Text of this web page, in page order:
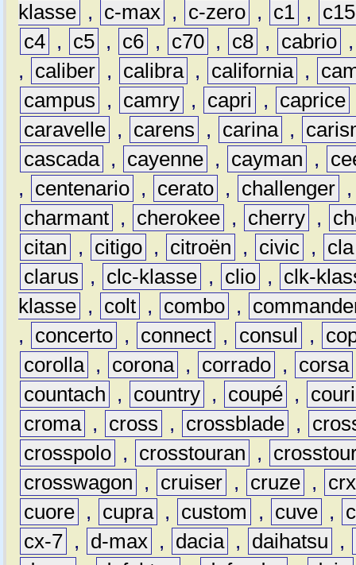
klasse , c-max , c-zero , c1 ,
c15
c4 , c5 , c6 , c70 , c8 , cabrio
,
caliber , calibra , california ,
campus
, camry , capri , caprice
caravelle , carens , carina ,
cascada , cayenne , cayman ,
,
centenario , cerato , challenger
charmant , cherokee , cherry ,
citan
, citigo , citroën , civic ,
cla
clarus
, clc-klasse , clio ,
clk-
klasse , colt , combo ,
,
concerto , connect , consul ,
corolla , corona , corrado , corsa
countach
, country , coupé ,
croma , cross , crossblade ,
crosspolo , crosstouran ,
crosswagon
, cruiser , cruze ,
crx
cuore , cupra , custom , cuve ,
cx-7 , d-max , dacia , daihatsu
,